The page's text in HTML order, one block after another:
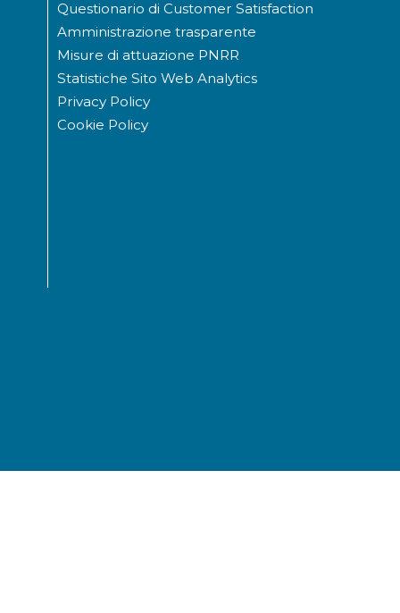
Questionario di Customer Satisfaction
Amministrazione trasparente
Misure di attuazione PNRR
Statistiche Sito Web Analytics
Privacy Policy
Cookie Policy